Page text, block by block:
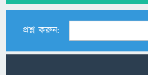
প্রশ্ন করুন: